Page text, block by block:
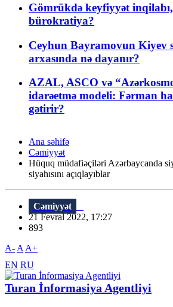
Gömrükdə keyfiyyət
bürokratiya?
Ceyhun Bayramovun Kiyev
arxasında nə dayanır?
AZAL, ASCO və
idarəetmə modeli: Fərman
gətirir?
Ana səhifə
Cəmiyyət
Hüquq müdafiəçiləri Azərbaycanda
siyahısını açıqlayıblar
Cəmiyyət
21 Fevral 2022, 17:27
893
A- A A+
EN RU
Turan İnformasiya Agentliyi